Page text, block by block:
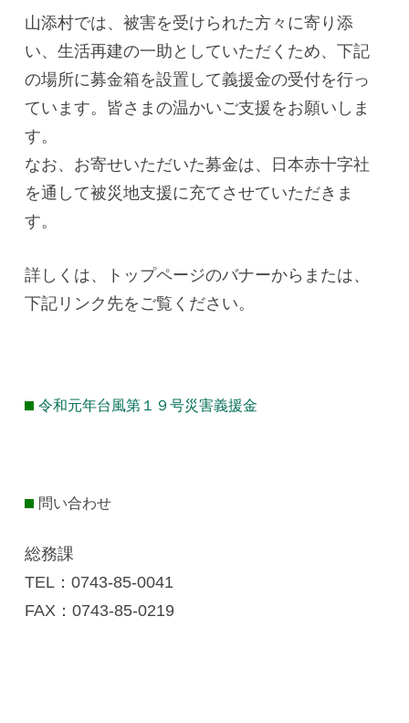
山添村では、被害を受けられた方々に寄り添
い、生活再建の一助としていただくため、下記
の場所に募金箱を設置して義援金の受付を行っ
ています。皆さまの温かいご支援をお願いしま
す。
なお、お寄せいただいた募金は、日本赤十字社
を通して被災地支援に充てさせていただきま
す。
詳しくは、トップページのバナーからまたは、
下記リンク先をご覧ください。
令和元年台風第１９号災害義援金
問い合わせ
総務課
TEL：0743-85‐0041
FAX：0743-85-0219